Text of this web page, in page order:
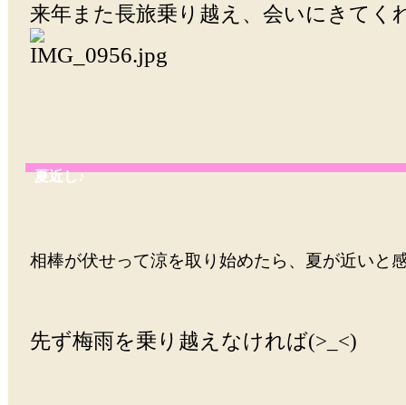
来年また長旅乗り越え、会いにきてく
夏近し♪
相棒が伏せって涼を取り始めたら、夏が近いと
先ず梅雨を乗り越えなければ(>_<)